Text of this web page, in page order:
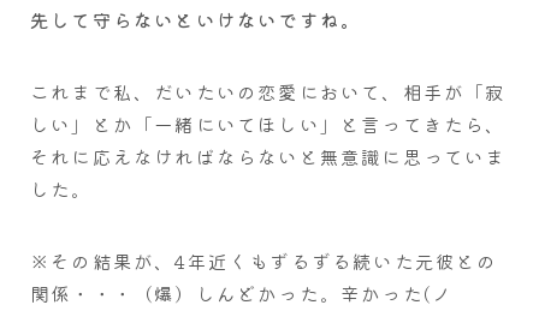
先して守らないといけないですね。
これまで私、だいたいの恋愛において、相手が「寂
しい」とか「一緒にいてほしい」と言ってきたら、
それに応えなければならないと無意識に思っていま
した。
※その結果が、4年近くもずるずる続いた元彼との
関係・・・（爆）しんどかった。辛かった(ノ